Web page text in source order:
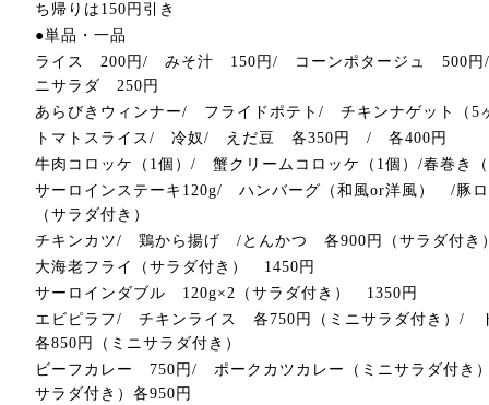
ち帰りは150円引き
●単品・一品
ライス 200円/ みそ汁 150円/ コーンポタージュ 500
ニサラダ 250円
あらびきウィンナー/ フライドポテト/ チキンナゲット（5
トマトスライス/ 冷奴/ えだ豆 各350円 / 各400円
牛肉コロッケ（1個）/ 蟹クリームコロッケ（1個）/春巻き
サーロインステーキ120g/ ハンバーグ（和風or洋風） /豚
（サラダ付き）
チキンカツ/ 鶏から揚げ /とんかつ 各900円（サラダ付き
大海老フライ（サラダ付き） 1450円
サーロインダブル 120g×2（サラダ付き） 1350円
エビピラフ/ チキンライス 各750円（ミニサラダ付き）/
各850円（ミニサラダ付き）
ビーフカレー 750円/ ポークカツカレー（ミニサラダ付き
サラダ付き）各950円